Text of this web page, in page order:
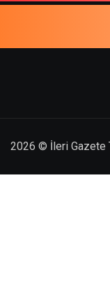
2026 © İleri Gazete